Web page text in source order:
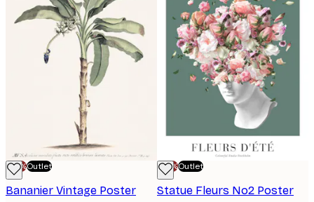
-70%Outlet
Bananier Vintage Poster
-70%Outlet
Statue Fleurs No2 Poster